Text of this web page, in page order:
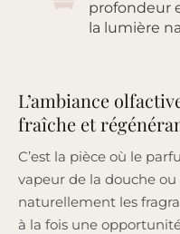
profondeur
la lumière
L’ambiance
fraîche et
C’est la pièce où le
vapeur de la douche
naturellement les
à la fois une